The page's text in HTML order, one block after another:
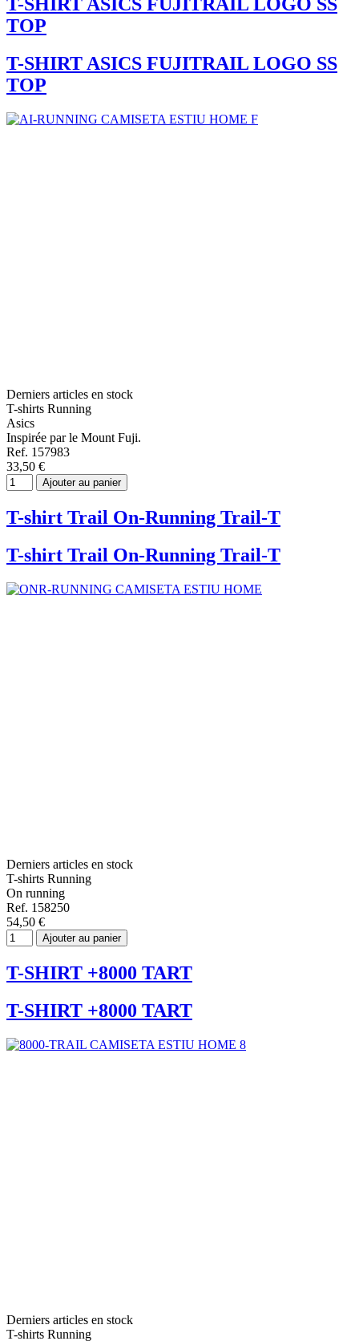
T-SHIRT ASICS FUJITRAIL LOGO SS
TOP
T-SHIRT ASICS FUJITRAIL LOGO SS
TOP
Derniers articles en stock
T-shirts Running
Asics
Inspirée par le Mount Fuji.
Ref. 157983
33,50 €
Ajouter au panier
T-shirt Trail On-Running Trail-T
T-shirt Trail On-Running Trail-T
Derniers articles en stock
T-shirts Running
On running
Ref. 158250
54,50 €
Ajouter au panier
T-SHIRT +8000 TART
T-SHIRT +8000 TART
Derniers articles en stock
T-shirts Running